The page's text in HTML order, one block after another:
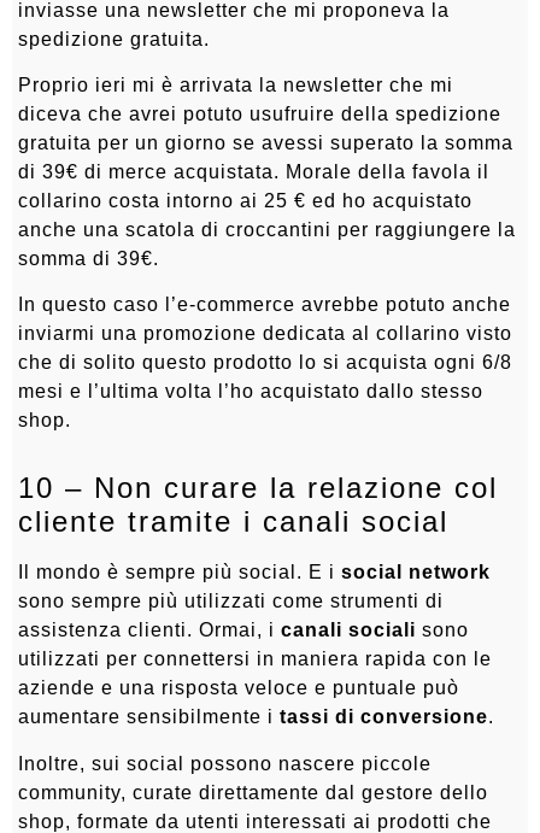
inviasse una newsletter che mi proponeva la
spedizione gratuita.
Proprio ieri mi è arrivata la newsletter che mi
diceva che avrei potuto usufruire della spedizione
gratuita per un giorno se avessi superato la somma
di 39€ di merce acquistata. Morale della favola il
collarino costa intorno ai 25 € ed ho acquistato
anche una scatola di croccantini per raggiungere la
somma di 39€.
In questo caso l’e-commerce avrebbe potuto anche
inviarmi una promozione dedicata al collarino visto
che di solito questo prodotto lo si acquista ogni 6/8
mesi e l’ultima volta l’ho acquistato dallo stesso
shop.
10 – Non curare la relazione col
cliente tramite i canali social
Il mondo è sempre più social. E i social network
sono sempre più utilizzati come strumenti di
assistenza clienti. Ormai, i canali sociali sono
utilizzati per connettersi in maniera rapida con le
aziende e una risposta veloce e puntuale può
aumentare sensibilmente i tassi di conversione.
Inoltre, sui social possono nascere piccole
community, curate direttamente dal gestore dello
shop, formate da utenti interessati ai prodotti che